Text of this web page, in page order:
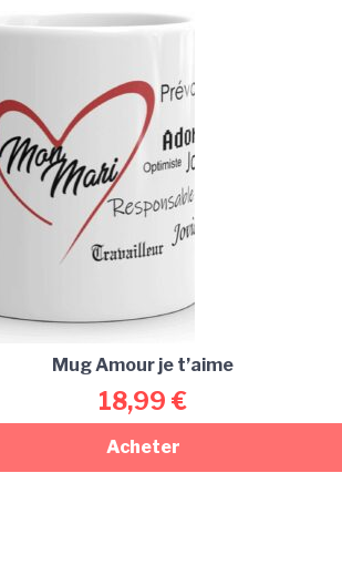
Mug Amour je t’aime
18,99 €
Acheter